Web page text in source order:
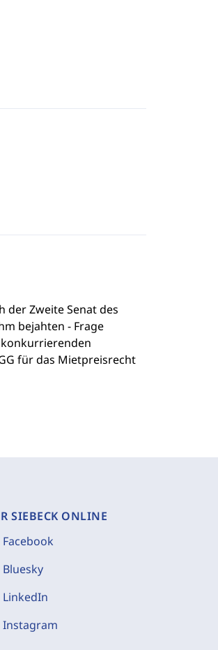
der Zweite Senat des
bejahten - Frage
konkurrierenden
für das Mietpreisrecht
SIEBECK ONLINE
Facebook
Bluesky
LinkedIn
Instagram